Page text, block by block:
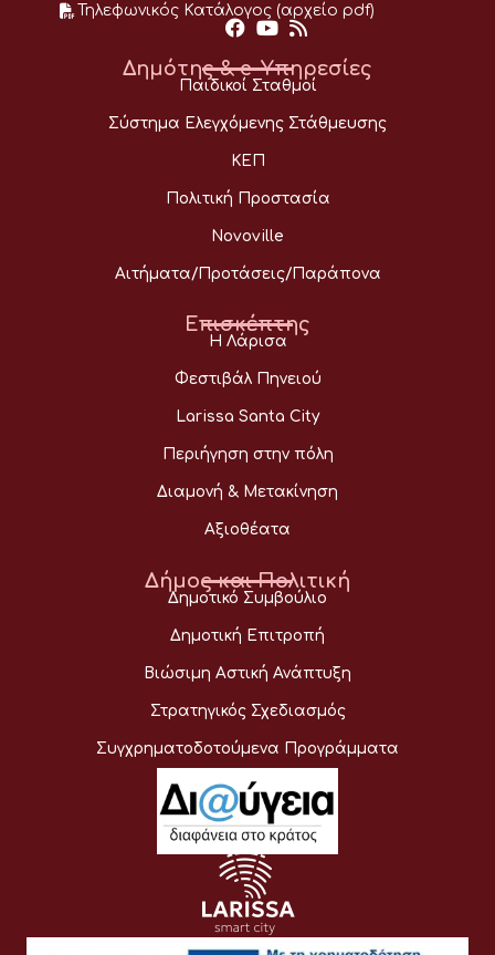
Τηλεφωνικός Κατάλογος (αρχείο pdf)
Δημότης & e-Υπηρεσίες
Παιδικοί Σταθμοί
Σύστημα Ελεγχόμενης Στάθμευσης
ΚΕΠ
Πολιτική Προστασία
Novoville
Αιτήματα/Προτάσεις/Παράπονα
Επισκέπτης
Η Λάρισα
Φεστιβάλ Πηνειού
Larissa Santa City
Περιήγηση στην πόλη
Διαμονή & Μετακίνηση
Αξιοθέατα
Δήμος και Πολιτική
Δημοτικό Συμβούλιο
Δημοτική Επιτροπή
Βιώσιμη Αστική Ανάπτυξη
Στρατηγικός Σχεδιασμός
Συγχρηματοδοτούμενα Προγράμματα